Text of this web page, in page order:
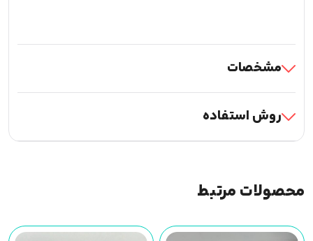
مشخصات
روش استفاده
محصولات مرتبط